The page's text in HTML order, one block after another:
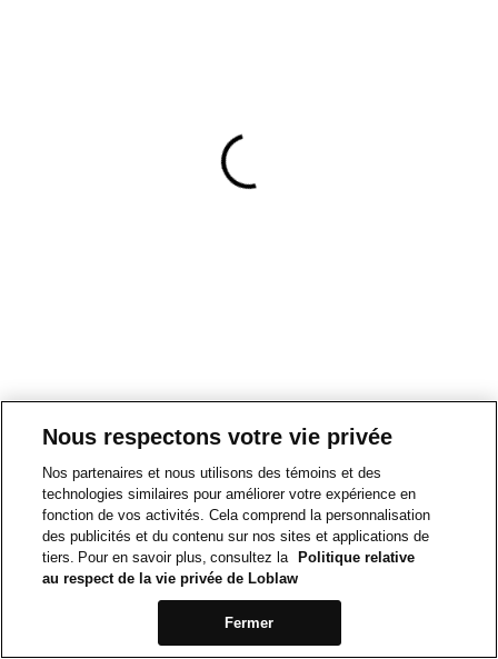
Nous respectons votre vie privée
Nos partenaires et nous utilisons des témoins et des
technologies similaires pour améliorer votre expérience en
fonction de vos activités. Cela comprend la personnalisation
des publicités et du contenu sur nos sites et applications de
tiers. Pour en savoir plus, consultez la
Politique relative
au respect de la vie privée de Loblaw
Fermer